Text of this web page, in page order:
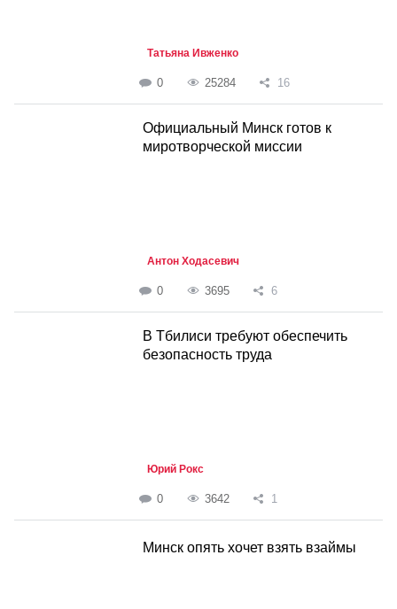
Татьяна Ивженко
0 25284 16
Официальный Минск готов к
миротворческой миссии
Антон Ходасевич
0 3695 6
В Тбилиси требуют обеспечить
безопасность труда
Юрий Рокс
0 3642 1
Минск опять хочет взять взаймы